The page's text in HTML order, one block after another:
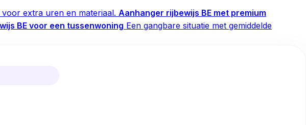
extra uren en materiaal. Aanhanger rijbewijs BE met premium
BE voor een tussenwoning Een gangbare situatie met gemiddelde